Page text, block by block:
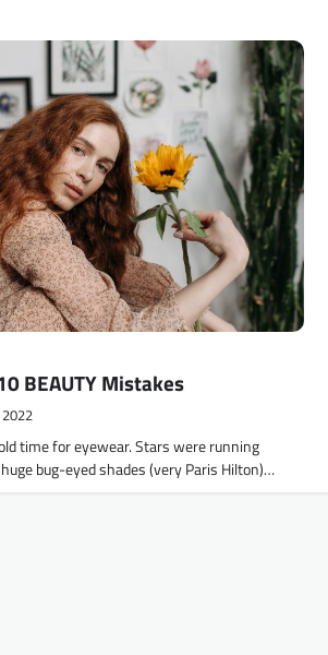
BEAUTY Mistakes
time for eyewear. Stars were running
bug-eyed shades (very Paris Hilton)…